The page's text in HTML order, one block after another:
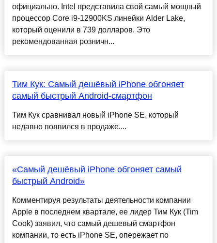
официально. Intel представила свой самый мощный
процессор Core i9-12900KS линейки Alder Lake,
который оценили в 739 долларов. Это
рекомендованная розничн...
Тим Кук: Самый дешёвый iPhone обгоняет
самый быстрый Android-смартфон
Тим Кук сравнивал новый iPhone SE, который
недавно появился в продаже....
«Самый дешёвый iPhone обгоняет самый
быстрый Android»
Комментируя результаты деятельности компании
Apple в последнем квартале, ее лидер Тим Кук (Tim
Cook) заявил, что самый дешевый смартфон
компании, то есть iPhone SE, опережает по